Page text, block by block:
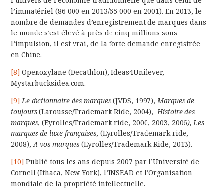
l’immatériel (86 000 en 2013/65 000 en 2001). En 2013, le
nombre de demandes d’enregistrement de marques dans
le monde s’est élevé à près de cinq millions sous
l’impulsion, il est vrai, de la forte demande enregistrée
en Chine.
[8] Openoxylane (Decathlon), Ideas4Unilever,
Mystarbucksidea.com.
[9] Le dictionnaire des marques (JVDS, 1997), Marques de
toujours (Larousse/Trademark Ride, 2004), Histoire des
marques, (Eyrolles/Trademark ride, 2000, 2003, 2006), Les
marques de luxe françaises, (Eyrolles/Trademark ride,
2008),A vos marques (Eyrolles/Trademark Ride, 2013).
[10] Publié tous les ans depuis 2007 par l’Université de
Cornell (Ithaca, New York), l’INSEAD et l’Organisation
mondiale de la propriété intellectuelle.